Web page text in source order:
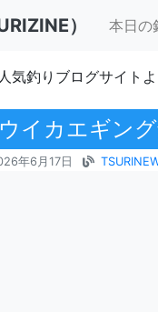
） 本日の
気釣りブログサイト
イカエギン
年6月17日